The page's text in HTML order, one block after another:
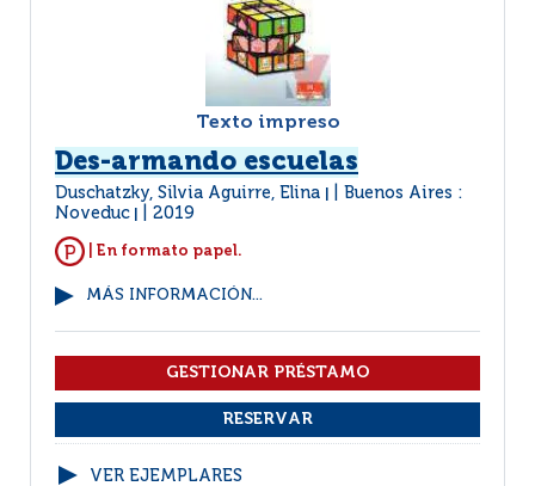
Texto impreso
Des-armando escuelas
Duschatzky, Silvia Aguirre, Elina
Buenos Aires :
Noveduc
2019
| En formato papel.
MÁS INFORMACIÓN...
VER EJEMPLARES